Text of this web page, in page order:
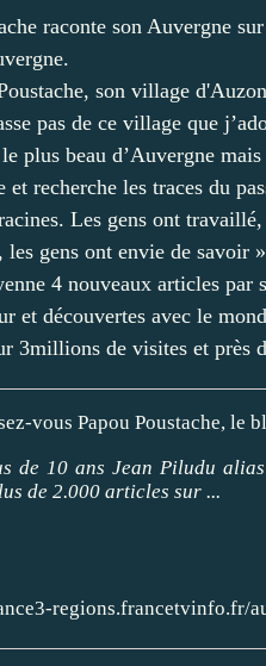
raconte son Auvergne
son village
pas de ce village que
le plus beau d’Auvergne
recherche les traces du
Les gens ont
gens ont envie de savoir
4 nouveaux articles
et découvertes avec le
3millions de visites et près
de 10 ans Jean Piludu
de 2.000 articles sur ...
regions.francetvinfo.fr/